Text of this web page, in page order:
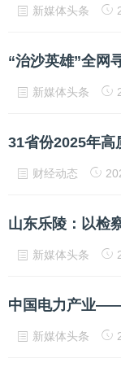
新媒体头条
新媒体头条
31省份2025年高
财经动态
新媒体头条
新媒体头条